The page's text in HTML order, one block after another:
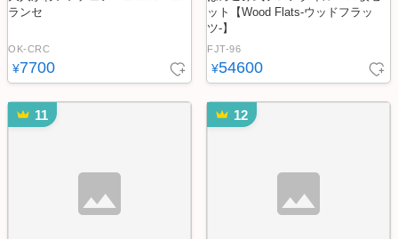
ランセ
OK-CRC
¥7700
ット【Wood Flats-ウッドフラッ
ツ-】
FJT-96
¥54600
11 12